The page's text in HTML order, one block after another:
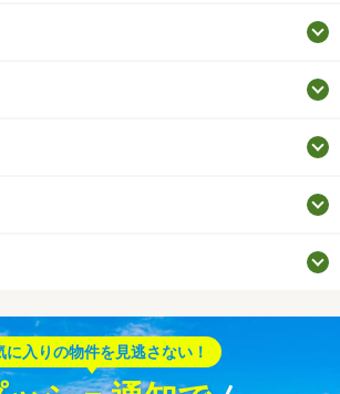
に入りの物件を見逃さない！